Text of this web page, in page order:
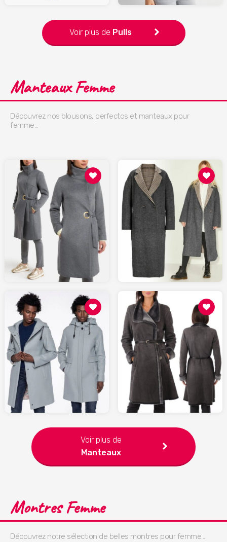
Voir plus de Pulls
Manteaux Femme
Découvrez nos blousons, perfectos et manteaux pour
femme...
110.00
LAREDOUTE.fr
199.00
LAREDOUTE.fr
299.00
LAREDOUTE.fr
2080
LA-CANADIENNE.com
Voir plus de
Manteaux
Montres Femme
Découvrez notre sélection de belles montres pour femme...